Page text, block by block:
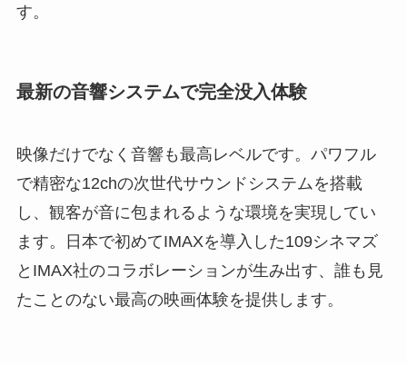
す。
最新の音響システムで完全没入体験
映像だけでなく音響も最高レベルです。パワフル
で精密な12chの次世代サウンドシステムを搭載
し、観客が音に包まれるような環境を実現してい
ます。日本で初めてIMAXを導入した109シネマズ
とIMAX社のコラボレーションが生み出す、誰も見
たことのない最高の映画体験を提供します。